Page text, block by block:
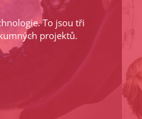
To jsou tři
projektů.